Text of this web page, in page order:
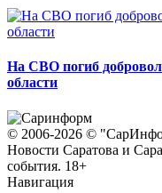
На СВО погиб
области
© 2006-2026 ©
Новости Саратова и
события. 18+
Навигация